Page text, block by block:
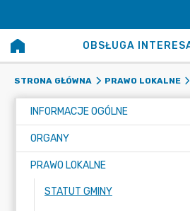
OBSŁUGA
STRONA GŁÓWNA PRAWO LOKALNE
INFORMACJE OGÓLNE
ORGANY
PRAWO LOKALNE
STATUT GMINY